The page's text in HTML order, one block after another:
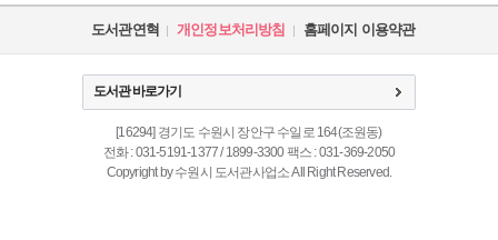
도서관연혁 개인정보처리방침 홈페이지 이용약관
[16294] 경기도 수원시 장안구 수일로 164(조원동)
전화 : 031-5191-1377 / 1899-3300 팩스 : 031-369-2050
Copyright by 수원시 도서관사업소 All Right Reserved.
도서관 바로가기